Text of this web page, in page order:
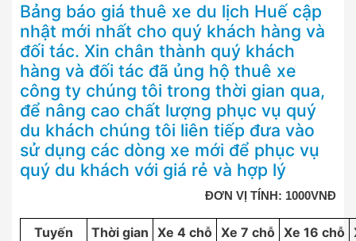
Bảng báo giá thuê xe du lịch Huế cập
nhật mới nhất cho quý khách hàng và
đối tác. Xin chân thành quý khách
hàng và đối tác đã ủng hộ thuê xe
công ty chúng tôi trong thời gian qua,
để nâng cao chất lượng phục vụ quý
du khách chúng tôi liên tiếp đưa vào
sử dụng các dòng xe mới để phục vụ
quý du khách với giá rẻ và hợp lý
ĐƠN VỊ TÍNH: 1000VNĐ
Tuyến Thời gian Xe 4 chỗ Xe 7 chỗ Xe 16 chỗ